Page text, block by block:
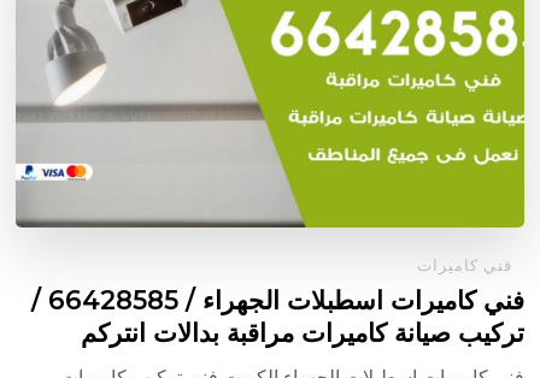
فني كاميرات
فني كاميرات اسطبلات الجهراء / 66428585 /
تركيب صيانة كاميرات مراقبة بدالات انتركم